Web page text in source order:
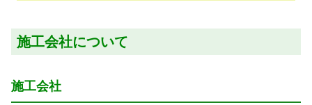
施工会社について
施工会社